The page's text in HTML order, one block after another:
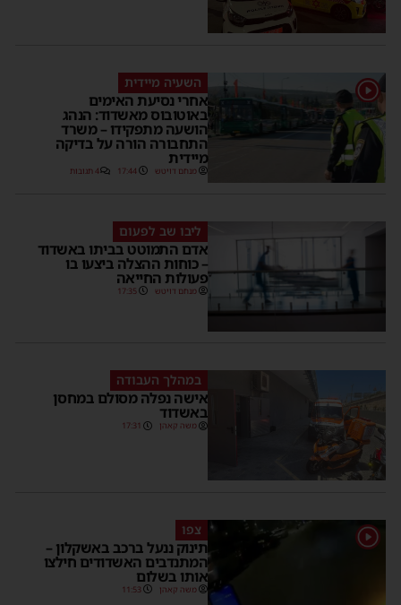
1 השעיה מיידית
אחרי נסיעת האימים
באוטובוס מאשדוד: הנהג
הושעה מתפקידו – משרד
התחבורה הורה על בדיקה
מיידית
מנחם דויטש 17:44 4 תגובות
ליבו שב לפעום
אדם התמוטט בביתו באשדוד
– כוחות ההצלה ביצעו בו
פעולות החייאה
מנחם דויטש 17:35
במהלך העבודה
אישה נפלה מסולם במחסן
באשדוד
משה קאהן 17:31
1 צפו
תינוק ננעל ברכב באשקלון –
המתנדבים האשדודים חילצו
אותו בשלום
משה קאהן 11:53